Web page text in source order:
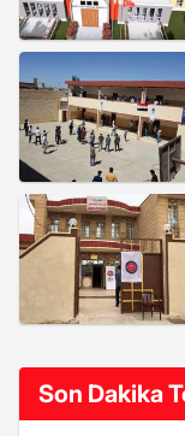
Son Dakika